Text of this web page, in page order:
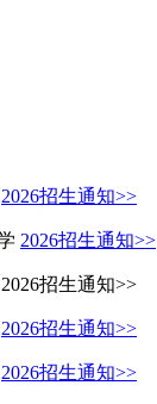
2026招生通知>>
2026招生通知>>
招生通知>>
2026招生通知>>
2026招生通知>>